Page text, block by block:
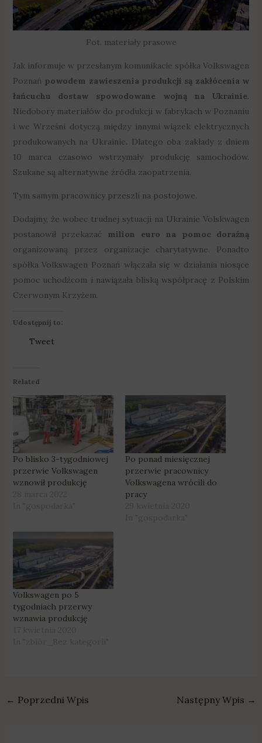
Fot. materiały prasowe
Jak informuje w przesłanym komunikacie spółka Volkswagen
Poznań powodem zawieszenia produkcji są zakłócenia w
łańcuchu dostaw spowodowane wojną na Ukrainie.
Niedobory materiałów do produkcji w fabrykach w Poznaniu
i we Wrześni dotyczą między innymi wiązek elektrycznych
produkowanych na Ukrainie. Dlatego oba zakłady z dniem
10 marca czasowo wstrzymały produkcję samochodów.
Szukane są alternatywne źródła zaopatrzenia.
Tym samym pracownicy przeszli na postojowe.
Dodajmy, że wobec trudnej sytuacji na Ukrainie Volskwagen
postanowił przekazać milion euro na pomoc doraźną
organizowaną przez organizacje charytatywne. Ponadto
spółka Volkswagen Poznań włączała się w działania niosące
pomoc uchodźcom i nawiązała bliską współpracę z Polskim
Czerwonym Krzyżem.
Udostępnij to:
Tweet
Related
Po blisko 3-tygodniowej
przerwie Volkswagen
wznowił produkcję
Po ponad miesięcznej
przerwie pracownicy
Volkswagena wrócili do
pracy
Volkswagen po 5
tygodniach przerwy
wznawia produkcję
← Poprzedni Wpis Następny Wpis →